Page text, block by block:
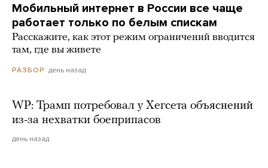
Мобильный интернет в России все чаще
работает только по белым спискам
Расскажите, как этот режим ограничений вводится
там, где вы живете
РАЗБОР день назад
WP: Трамп потребовал у Хегсета объяснений
из-за нехватки боеприпасов
день назад